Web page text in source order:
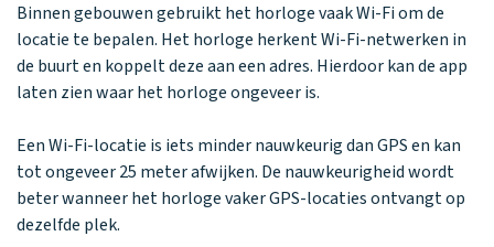
Binnen gebouwen gebruikt het horloge vaak Wi-Fi om de
locatie te bepalen. Het horloge herkent Wi-Fi-netwerken in
de buurt en koppelt deze aan een adres. Hierdoor kan de app
laten zien waar het horloge ongeveer is.
Een Wi-Fi-locatie is iets minder nauwkeurig dan GPS en kan
tot ongeveer 25 meter afwijken. De nauwkeurigheid wordt
beter wanneer het horloge vaker GPS-locaties ontvangt op
dezelfde plek.